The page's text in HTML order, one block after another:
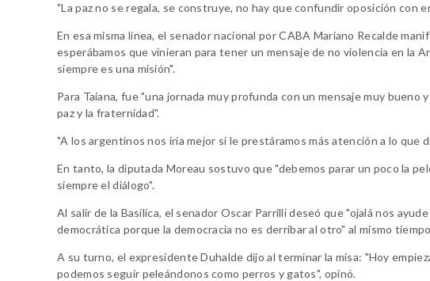
"La paz no se regala, se construye, no hay que confundir oposición con
En esa misma línea, el senador nacional por CABA Mariano Recalde
esperábamos que vinieran para tener un mensaje de no violencia en la
siempre es una misión".
Para Taiana, fue "una jornada muy profunda con un mensaje muy
paz y la fraternidad".
"A los argentinos nos iría mejor si le prestáramos más atención a lo que
En tanto, la diputada Moreau sostuvo que "debemos parar un poco la
siempre el diálogo".
Al salir de la Basílica, el senador Oscar Parrilli deseó que "ojalá nos
democrática porque la democracia no es derribar al otro" al mismo
A su turno, el expresidente Duhalde dijo al terminar la misa: "Hoy
podemos seguir peleándonos como perros y gatos", opinó.